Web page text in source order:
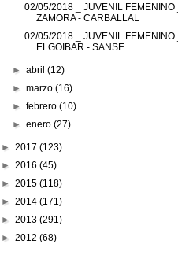
02/05/2018 _ JUVENIL FEMENINO _
ZAMORA - CARBALLAL
02/05/2018 _ JUVENIL FEMENINO _
ELGOIBAR - SANSE
►abril(12)
►marzo(16)
►febrero(10)
►enero(27)
► 2017 (123)
► 2016 (45)
► 2015 (118)
► 2014 (171)
► 2013 (291)
► 2012 (68)